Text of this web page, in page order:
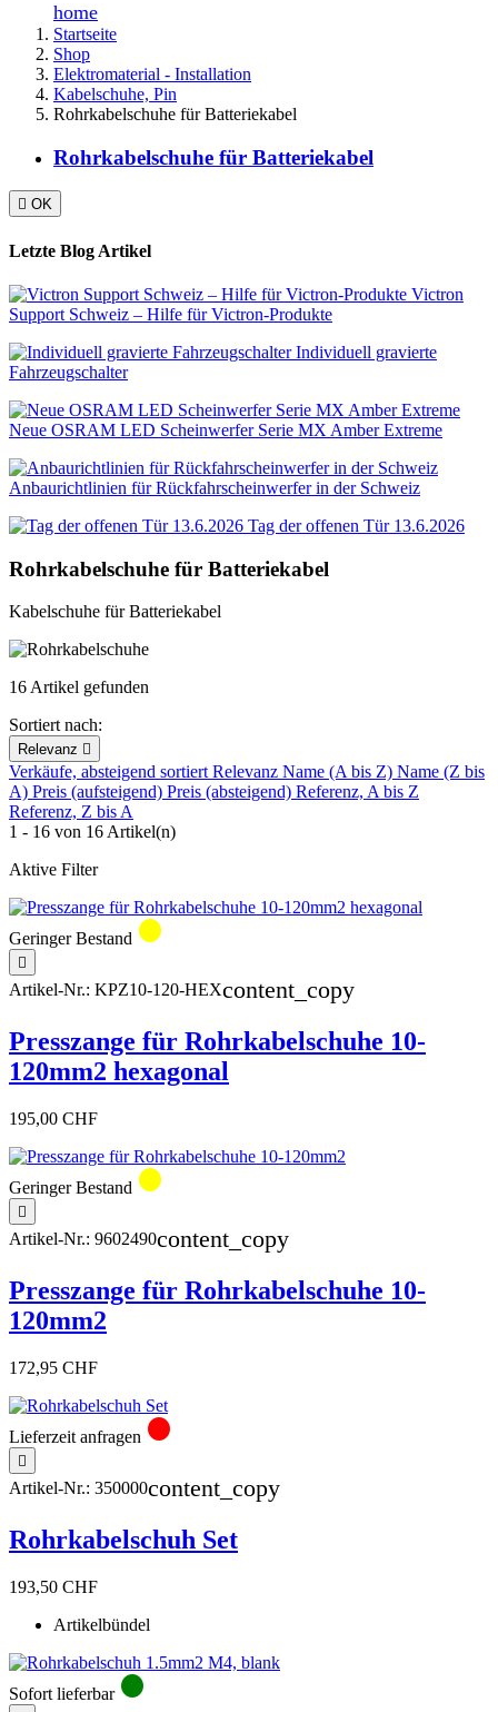
home
Startseite
Shop
Elektromaterial - Installation
Kabelschuhe, Pin
Rohrkabelschuhe für Batteriekabel
Rohrkabelschuhe für Batteriekabel
 OK
Letzte Blog Artikel
Victron
Support Schweiz – Hilfe für Victron-Produkte
Individuell gravierte
Fahrzeugschalter
Neue OSRAM LED Scheinwerfer Serie MX Amber Extreme
Anbaurichtlinien für Rückfahrscheinwerfer in der Schweiz
Tag der offenen Tür 13.6.2026
Rohrkabelschuhe für Batteriekabel
Kabelschuhe für Batteriekabel
16 Artikel gefunden
Sortiert nach:
Relevanz 
Verkäufe, absteigend sortiertRelevanz Name (A bis Z) Name (Z bis
A) Preis (aufsteigend) Preis (absteigend) Referenz, A bis Z
Referenz, Z bis A
1 - 16 von 16 Artikel(n)
Aktive Filter
Geringer Bestand circle

Artikel-Nr.: KPZ10-120-HEXcontent_copy
Presszange für Rohrkabelschuhe 10-
120mm2 hexagonal
195,00 CHF
Geringer Bestand circle

Artikel-Nr.: 9602490content_copy
Presszange für Rohrkabelschuhe 10-
120mm2
172,95 CHF
Lieferzeit anfragen circle

Artikel-Nr.: 350000content_copy
Rohrkabelschuh Set
193,50 CHF
Artikelbündel
Sofort lieferbar circle